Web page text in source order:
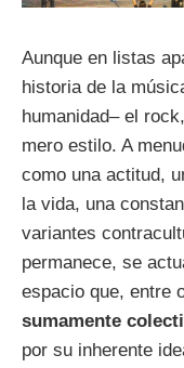
Aunque en listas
historia de la
humanidad– el
mero estilo. A
como una actitud,
la vida, una
variantes
permanece, se
espacio que, entre
sumamente
por su inherente